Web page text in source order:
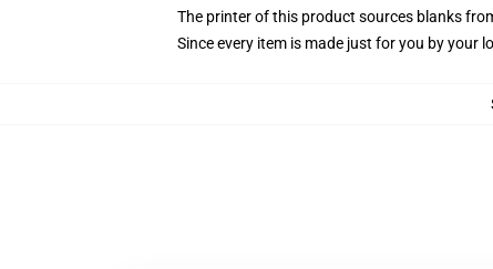
The printer of this product sources blanks
Since every item is made just for you by your